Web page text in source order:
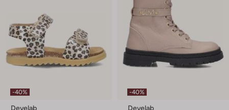
-40%
Develab
-40%
Develab